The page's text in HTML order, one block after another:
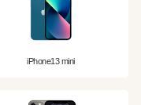
iPhone13 mini